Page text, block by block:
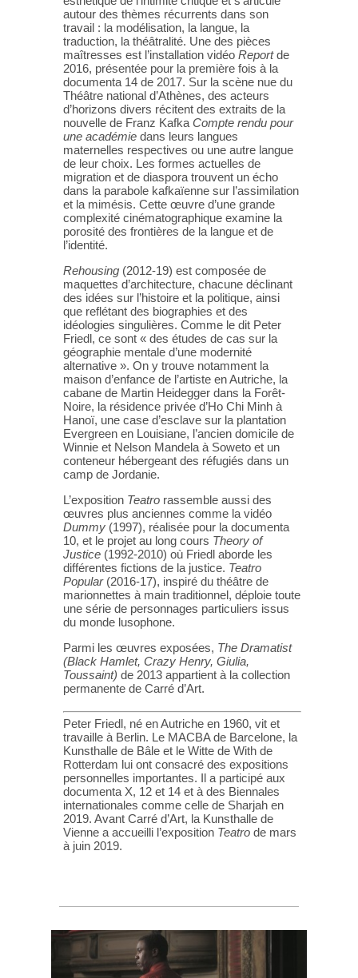
autour des thèmes récurrents dans son
travail : la modélisation, la langue, la
traduction, la théâtralité. Une des pièces
maîtresses est l’installation vidéo Reportde
2016, présentée pour la première fois à la
documenta 14 de 2017. Sur la scène nue du
Théâtre national d’Athènes, des acteurs
d’horizons divers récitent des extraits de la
nouvelle de Franz Kafka Compte rendu pour
une académie dans leurs langues
maternelles respectives ou une autre langue
de leur choix. Les formes actuelles de
migration et de diaspora trouvent un écho
dans la parabole kafkaïenne sur l’assimilation
et la mimésis. Cette œuvre d’une grande
complexité cinématographique examine la
porosité des frontières de la langue et de
l’identité.
Rehousing (2012-19) est composée de
maquettes d’architecture, chacune déclinant
des idées sur l’histoire et la politique, ainsi
que reflétant des biographies et des
idéologies singulières. Comme le dit Peter
Friedl, ce sont « des études de cas sur la
géographie mentale d’une modernité
alternative ». On y trouve notamment la
maison d’enfance de l’artiste en Autriche, la
cabane de Martin Heidegger dans la Forêt-
Noire, la résidence privée d’Ho Chi Minh à
Hanoï, une case d’esclave sur la plantation
Evergreen en Louisiane, l’ancien domicile de
Winnie et Nelson Mandela à Soweto et un
conteneur hébergeant des réfugiés dans un
camp de Jordanie.
L’exposition Teatro rassemble aussi des
œuvres plus anciennes comme la vidéo
Dummy (1997), réalisée pour la documenta
10, et le projet au long cours Theory of
Justice (1992-2010) où Friedl aborde les
différentes fictions de la justice. Teatro
Popular (2016-17), inspiré du théâtre de
marionnettes à main traditionnel, déploie toute
une série de personnages particuliers issus
du monde lusophone.
Parmi les œuvres exposées, The Dramatist
(Black Hamlet, Crazy Henry, Giulia,
Toussaint) de 2013 appartient à la collection
permanente de Carré d’Art.
Peter Friedl, né en Autriche en 1960, vit et
travaille à Berlin. Le MACBA de Barcelone, la
Kunsthalle de Bâle et le Witte de With de
Rotterdam lui ont consacré des expositions
personnelles importantes. Il a participé aux
documenta X, 12 et 14 et à des Biennales
internationales comme celle de Sharjah en
2019. Avant Carré d’Art, la Kunsthalle de
Vienne a accueilli l’exposition Teatro de mars
à juin 2019.